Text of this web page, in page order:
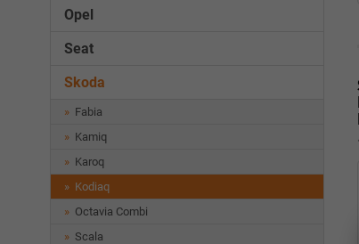
Opel
Seat
Skoda
Fabia
Kamiq
Karoq
Kodiaq
Octavia Combi
Scala